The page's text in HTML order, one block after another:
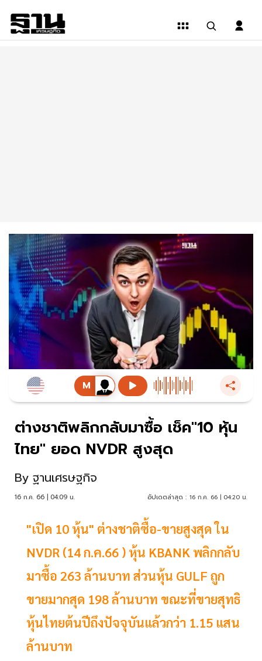
ต่างชาติพลิกกลับมาซื้อ เช็ค"10 หุ้น
ไทย" ยอด NVDR สูงสุด
By ฐานเศรษฐกิจ
16 ก.ค. 66 | 04:09 น. อัปเดตล่าสุด : 16 ก.ค. 66 | 04:20 น.
"เปิด 10 หุ้น" ต่างชาติซื้อ-ขายสูงสุด ใน
NVDR (14 ก.ค.66 ) หุ้น KBANK พลิกกลับ
มาซื้อ 263 ล้านบาท ส่วนหุ้น GULF ถูก
ขายมากสุด 198 ล้านบาท ขณะที่ขายสุทธิ
หุ้นไทยต้นปีถึงปัจจุบันแล้วกว่า 1.15 แสน
ล้านบาท